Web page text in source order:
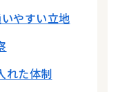
やすい立地
れた体制